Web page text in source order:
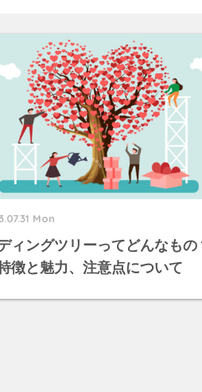
Mon
ィングツリーってどんなも
徴と魅力、注意点について